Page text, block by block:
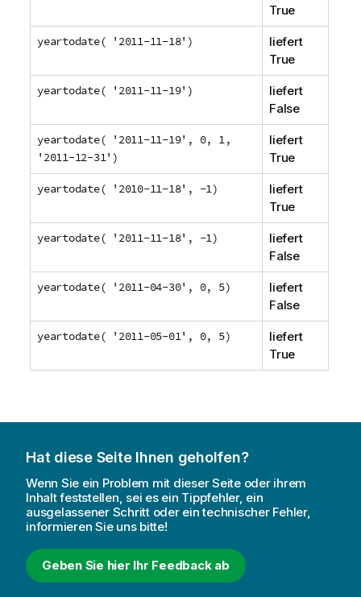
True
yeartodate( '2011-11-18')
liefert
True
yeartodate( '2011-11-19')
liefert
False
yeartodate( '2011-11-19', 0, 1,
'2011-12-31')
liefert
True
yeartodate( '2010-11-18', -1)
liefert
True
yeartodate( '2011-11-18', -1)
liefert
False
yeartodate( '2011-04-30', 0, 5)
liefert
False
yeartodate( '2011-05-01', 0, 5)
liefert
True
Hat diese Seite Ihnen geholfen?
Wenn Sie ein Problem mit dieser Seite oder ihrem
Inhalt feststellen, sei es ein Tippfehler, ein
ausgelassener Schritt oder ein technischer Fehler,
informieren Sie uns bitte!
Geben Sie hier Ihr Feedback ab